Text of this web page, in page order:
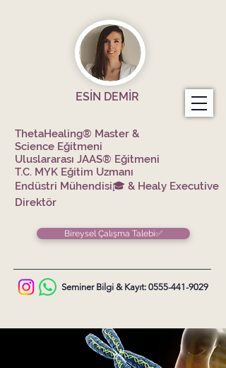
ESİN DEMİR
ThetaHealing® Master &
Science Eğitmeni
Uluslararası JAAS® Eğitmeni
T.C. MYK Eğitim Uzmanı
Endüstri Mühendisi🎓 & Healy Executive
Direktör
Bireysel Çalışma Talebi✅
Seminer Bilgi & Kayıt: 0555-441-9029